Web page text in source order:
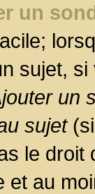
un
sujet,
un
sujet(si
le
et au